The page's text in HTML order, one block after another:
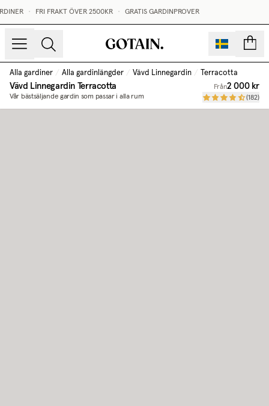
FRI FRAKT ÖVER 2500KR GRATIS GARDINPROVER
Alla gardiner / Alla gardinlängder / Vävd Linnegardin / Terracotta
Vävd Linnegardin Terracotta
Vår bästsäljande gardin som passar i alla rum
Från2 000 kr
(182)